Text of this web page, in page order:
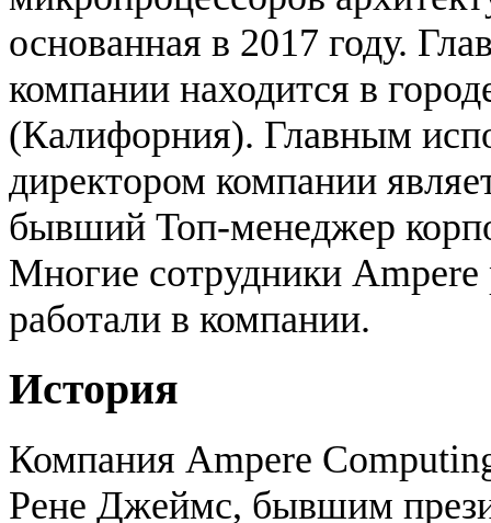
основанная в 2017 году.
компании находится в
(Калифорния). Главным
директором компании
бывший Топ-менеджер
Многие сотрудники Ampere
работали в компании.
История
Компания Ampere
Рене Джеймс, бывшим